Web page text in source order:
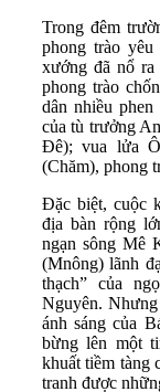
Trong đêm
phong trào
xướng đã nổ
phong trào
dân nhiều
của tù trưởng
Đê); vua lửa
(Chăm), phong
Đặc biệt, cuộc
địa bàn rộng
ngạn sông Mê
(Mnông) lãnh
thạch” của
Nguyên.
ánh sáng của
bừng lên một
khuất tiềm tàng
tranh được